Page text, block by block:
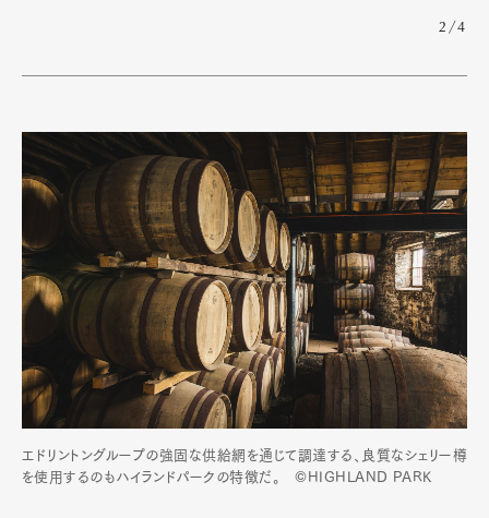
2/4
エドリントングループの強固な供給網を通じて調達する、良質なシェリー樽
を使用するのもハイランドパークの特徴だ。 ©HIGHLAND PARK